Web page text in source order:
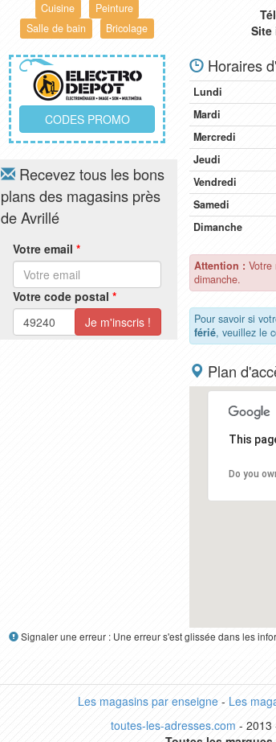
Cuisine
Peinture
Salle de bain
Bricolage
CODES PROMO
Recevez tous les bons
plans des magasins près
de Avrillé
Votre email *
Votre code postal *
Site
Horaires
Lundi
Mardi
Mercredi
Jeudi
Vendredi
Samedi
Dimanche
Attention : Votre
dimanche.
Pour savoir si
férié, veuillez le
Plan
This
Do you
Signaler une erreur : Une erreur s'est glissée dans les
Les magasins par enseigne- Les
toutes-les-adresses.com - 2013